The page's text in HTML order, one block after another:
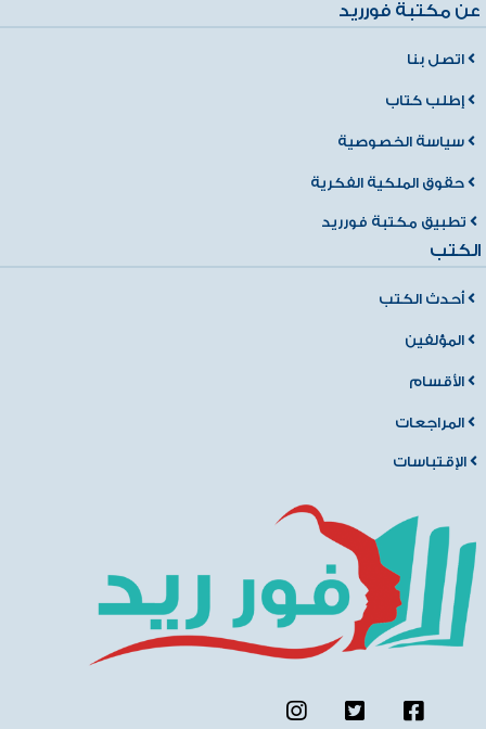
عن مكتبة فورريد
اتصل بنا
إطلب كتاب
سياسة الخصوصية
حقوق الملكية الفكرية
تطبيق مكتبة فورريد
الكتب
أحدث الكتب
المؤلفين
الأقسام
المراجعات
الإقتباسات